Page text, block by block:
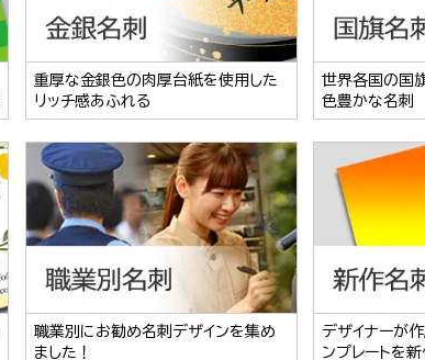
重厚な金銀色の肉厚台紙を使用した
リッチ感あふれる
世界各国の国
色豊かな名刺
職業別にお勧め名刺デザインを集め
ました！
デザイナーが
ンプレートを